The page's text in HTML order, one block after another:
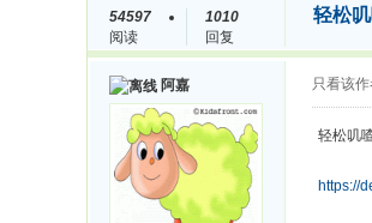
54597
阅读
1010
回复
轻松
阿嘉 只看该
轻松叽
https://